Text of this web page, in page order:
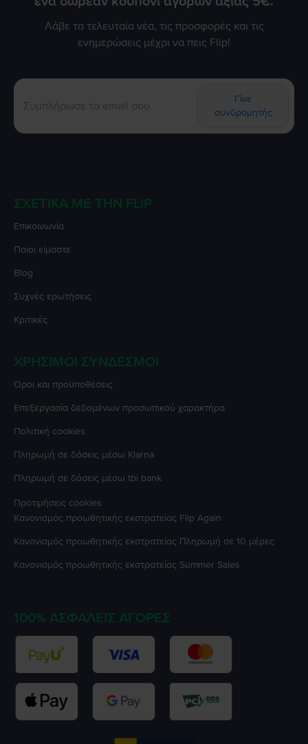
Λάβε τα τελευταία νέα, τις προσφορές και τις
ενημερώσεις μέχρι να πεις Flip!
Γίνε
συνδρομητής
ΣΧΕΤΙΚΆ ΜΕ ΤΗΝ FLIP
Επικοινωνία
Ποιοι είμαστε
Blog
Συχνές ερωτήσεις
Κριτικές
ΧΡΉΣΙΜΟΙ ΣΎΝΔΕΣΜΟΙ
Όροι και προϋποθέσεις
Επεξεργασία δεδομένων προσωπικού χαρακτήρα
Πολιτική cookies
Πληρωμή σε δόσεις μέσω Klarna
Πληρωμή σε δόσεις μέσω tbi bank
Προτιμήσεις cookies
Κανονισμός προωθητικής εκστρατείας Flip Again
Κανονισμός προωθητικής εκστρατείας Πληρωμή σε 10 μέρες
Κανονισμός προωθητικής εκστρατείας Summer Sales
100% ΑΣΦΑΛΕΊΣ ΑΓΟΡΈΣ